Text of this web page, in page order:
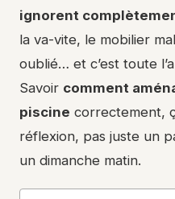
ignorent
la va-vite, le mobilier
oublié… et c’est toute
Savoir comment
piscine correctement,
réflexion, pas juste un
un dimanche matin.